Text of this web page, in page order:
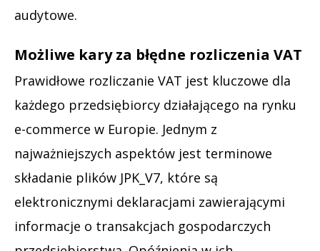
audytowe.
Możliwe kary za błędne rozliczenia VAT
Prawidłowe rozliczanie VAT jest kluczowe dla
każdego przedsiębiorcy działającego na rynku
e-commerce w Europie. Jednym z
najważniejszych aspektów jest terminowe
składanie plików JPK_V7, które są
elektronicznymi deklaracjami zawierającymi
informacje o transakcjach gospodarczych